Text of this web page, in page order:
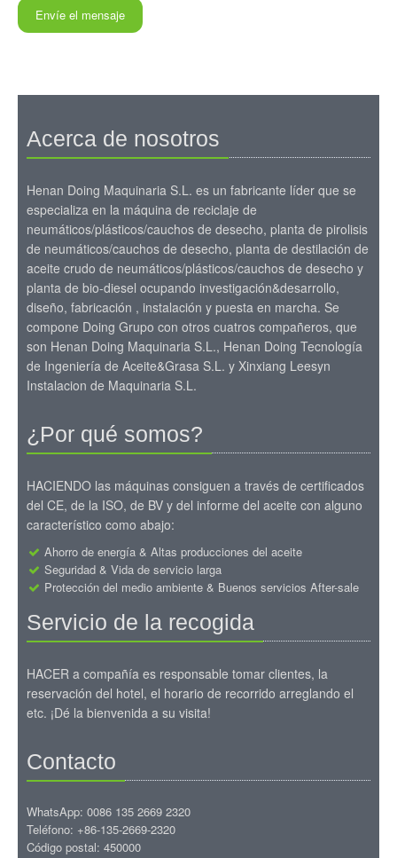
Envíe el mensaje
Acerca de nosotros
Henan Doing Maquinaria S.L. es un fabricante líder que se
especializa en la máquina de reciclaje de
neumáticos/plásticos/cauchos de desecho, planta de pirolisis
de neumáticos/cauchos de desecho, planta de destilación de
aceite crudo de neumáticos/plásticos/cauchos de desecho y
planta de bio-diesel ocupando investigación&desarrollo,
diseño, fabricación , instalación y puesta en marcha. Se
compone Doing Grupo con otros cuatros compañeros, que
son Henan Doing Maquinaria S.L., Henan Doing Tecnología
de Ingeniería de Aceite&Grasa S.L. y Xinxiang Leesyn
Instalacion de Maquinaria S.L.
¿Por qué somos?
HACIENDO las máquinas consiguen a través de certificados
del CE, de la ISO, de BV y del informe del aceite con alguno
característico como abajo:
Ahorro de energía & Altas producciones del aceite
Seguridad & Vida de servicio larga
Protección del medio ambiente & Buenos servicios After-sale
Servicio de la recogida
HACER a compañía es responsable tomar clientes, la
reservación del hotel, el horario de recorrido arreglando el
etc. ¡Dé la bienvenida a su visita!
Contacto
WhatsApp: 0086 135 2669 2320
Teléfono: +86-135-2669-2320
Código postal: 450000